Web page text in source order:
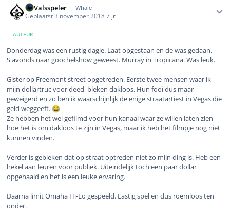
DeValsspeler Whale
Geplaatst 3 november 20187 jr
AUTEUR
Donderdag was een rustig dagje. Laat opgestaan en de was gedaan.
S'avonds naar goochelshow geweest. Murray in Tropicana. Was leuk.
Gister op Freemont street opgetreden. Eerste twee mensen waar ik
mijn dollartruc voor deed, bleken dakloos. Hun fooi dus maar
geweigerd en zo ben ik waarschijnlijk de enige straatartiest in Vegas die
geld weggeeft. 😂
Ze hebben het wel gefilmd voor hun kanaal waar ze willen laten zien
hoe het is om dakloos te zijn in Vegas, maar ik heb het filmpje nog niet
kunnen vinden.
Verder is gebleken dat op straat optreden niet zo mijn ding is. Heb een
hekel aan leuren voor publiek. Uiteindelijk toch een paar dollar
opgehaald en het is een leuke ervaring.
Daarna limit Omaha Hi-Lo gespeeld. Lastig spel en dus roemloos ten
onder.